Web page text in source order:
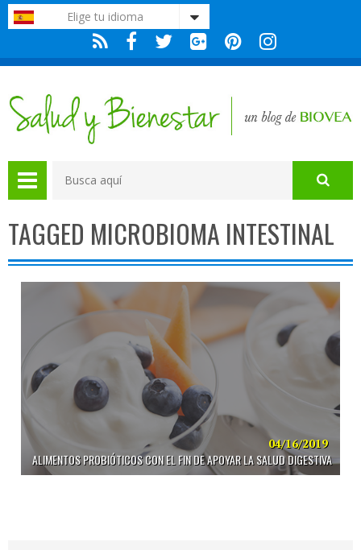
Nota:
este
web
un
sistema
Elige tu idioma
TAGGED MICROBIOMA INTESTINAL
04/16/2019
ALIMENTOS PROBIÓTICOS CON EL FIN DE APOYAR LA SALUD DIGESTIVA